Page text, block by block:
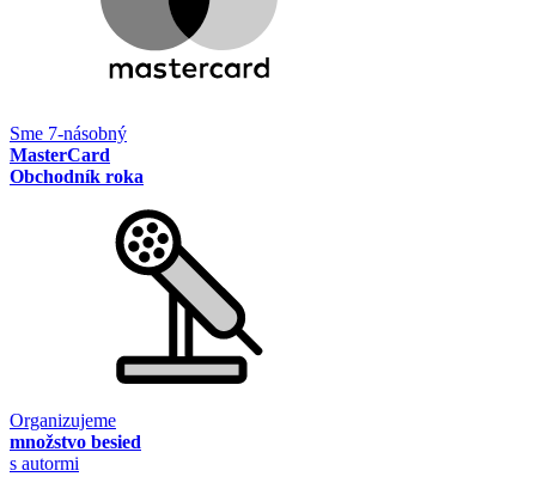
Sme 7-násobný
MasterCard
Obchodník roka
Organizujeme
množstvo besied
s autormi